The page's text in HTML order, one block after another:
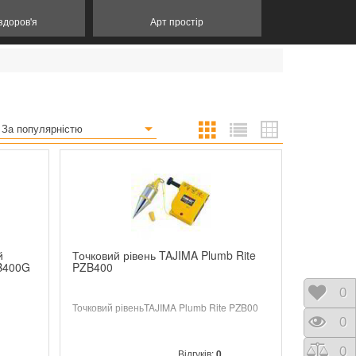
Арт простір
За популярністю
Точковий рівень TAJIMA Plumb Rite
PZB400
Точковий рівеньTAJIMA Plumb Rite PZB00
Відгуків:
0
0
0